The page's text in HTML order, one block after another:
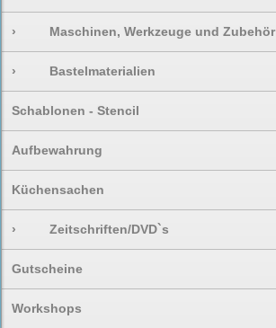
› Maschinen, Werkzeuge und Zubehör
› Bastelmaterialien
Schablonen - Stencil
Aufbewahrung
Küchensachen
› Zeitschriften/DVD`s
Gutscheine
Workshops